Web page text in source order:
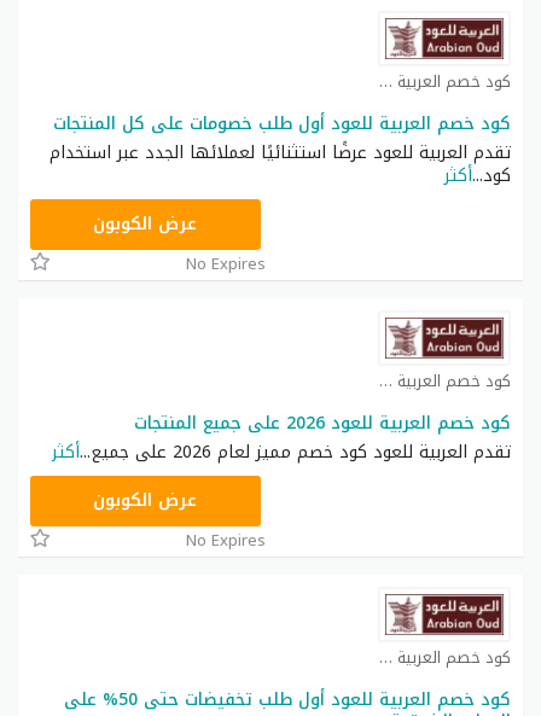
كود خصم العربية للعود كوبون
كود خصم العربية للعود أول طلب خصومات على كل المنتجات
تقدم العربية للعود عرضًا استثنائيًا لعملائها الجدد عبر استخدام
كود...أكثر
عرض الكوبون
No Expires
كود خصم العربية للعود كوبون
كود خصم العربية للعود 2026 على جميع المنتجات
تقدم العربية للعود كود خصم مميز لعام 2026 على جميع
...أكثر
عرض الكوبون
No Expires
كود خصم العربية للعود كوبون
كود خصم العربية للعود أول طلب تخفيضات حتى 50% على